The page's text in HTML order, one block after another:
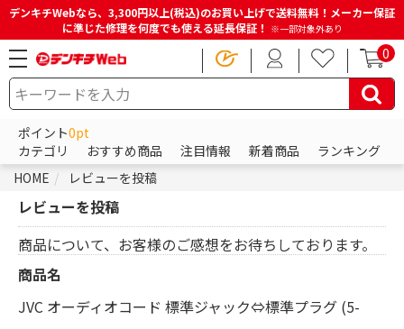
デンキチWebなら、3,300円以上(税込)のお買い上げで送料無料！メーカー保証
に準じた修理を何度でも使える延長保証！ ※一部対象外あり
0
ポイント0pt
カテゴリ
おすすめ商品 注目情報 新着商品
ランキング
HOME
レビューを投稿
レビューを投稿
商品について、お客様のご感想をお待ちしております。
商品名
JVC オーディオコード 標準ジャック⇔標準プラグ (5-